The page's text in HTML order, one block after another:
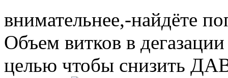
внимательнее,-найдёте
Объем витков в
целью чтобы снизить